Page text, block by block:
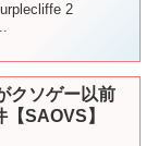
2
クソゲー以前
SAOVS】